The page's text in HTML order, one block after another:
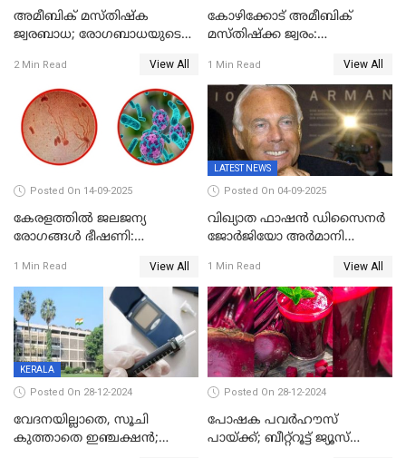
അമീബിക് മസ്തിഷ്ക
ജ്വരബാധ; രോഗബാധയുടെ
2 Min Read View All
കോഴിക്കോട് അമീബിക്
മസ്തിഷ്‌ക്ക ജ്വരം:
കാരിക്ക് രോഗമുക്തി
1 Min Read View All
Posted On 14-09-2025
കേരളത്തിൽ ജലജന്യ
രോഗങ്ങൾ ഭീഷണി:
എ മരണങ്ങളും വർധിക്കുന്നു
- ആരോഗ്യവകുപ്പ് മുന്നറിയിപ്പ്
1 Min Read View All
LATEST NEWS
Posted On 04-09-2025
വിഖ്യാത ഫാഷന്‍ ഡിസൈനര്‍
ജോര്‍ജിയോ അര്‍മാനി
1 Min Read View All
KERALA
Posted On 28-12-2024
വേദനയില്ലാതെ, സൂചി
കുത്താതെ ഇഞ്ചക്ഷൻ;
Posted On 28-12-2024
പോഷക പവർഹൗസ്
പായ്ക്ക്; ബീറ്റ്റൂട്ട് ജ്യൂസ്